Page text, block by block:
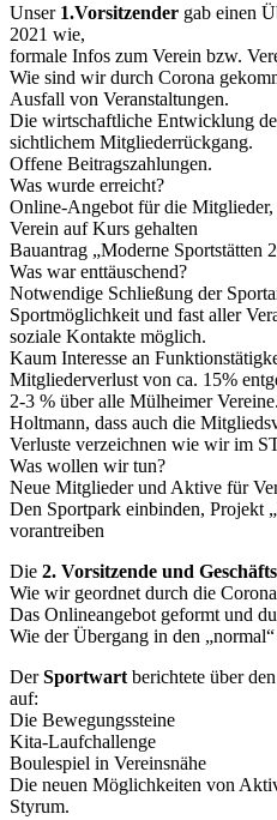
Unser 1.Vorsitzender gab einen
2021 wie,
formale Infos zum Verein bzw.
Wie sind wir durch Corona
Ausfall von Veranstaltungen.
Die wirtschaftliche Entwicklung
sichtlichem Mitgliederrückgang.
Offene Beitragszahlungen.
Was wurde erreicht?
Online-Angebot für die
Verein auf Kurs gehalten
Bauantrag „Moderne Sportstätten
Was war enttäuschend?
Notwendige Schließung der
Sportmöglichkeit und fast aller
soziale Kontakte möglich.
Kaum Interesse an
Mitgliederverlust von ca. 15%
2-3 % über alle Mülheimer
Holtmann, dass auch die
Verluste verzeichnen wie wir im
Was wollen wir tun?
Neue Mitglieder und Aktive für
Den Sportpark einbinden, Projekt
vorantreiben
Die 2. Vorsitzende und
Wie wir geordnet durch die
Das Onlineangebot geformt und
Wie der Übergang in den
DerSportwart berichtete über
auf:
Die Bewegungssteine
Kita-Laufchallenge
Boulespiel in Vereinsnähe
Die neuen Möglichkeiten von
Styrum.